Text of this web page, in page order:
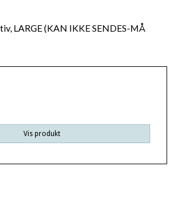
LARGE (KAN IKKE SENDES-MÅ
Vis produkt